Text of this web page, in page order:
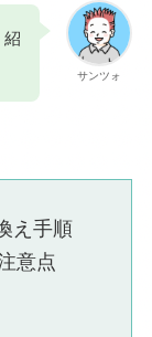
サンツォ
紹
え手順
意点